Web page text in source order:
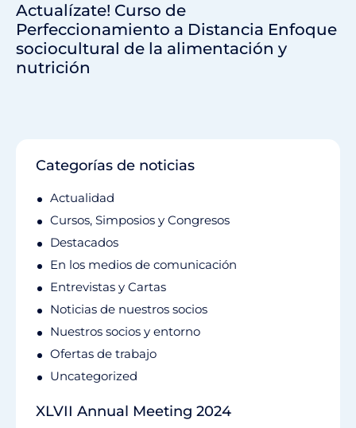
Actualízate! Curso de
Perfeccionamiento a Distancia Enfoque
sociocultural de la alimentación y
nutrición
Categorías de noticias
Actualidad
Cursos, Simposios y Congresos
Destacados
En los medios de comunicación
Entrevistas y Cartas
Noticias de nuestros socios
Nuestros socios y entorno
Ofertas de trabajo
Uncategorized
XLVII Annual Meeting 2024